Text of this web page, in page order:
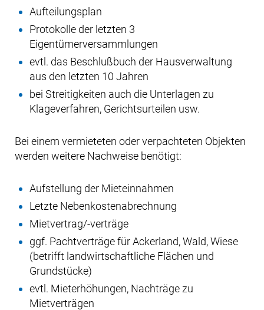
Aufteilungsplan
Protokolle der letzten 3
Eigentümerversammlungen
evtl. das Beschlußbuch der Hausverwaltung
aus den letzten 10 Jahren
bei Streitigkeiten auch die Unterlagen zu
Klageverfahren, Gerichtsurteilen usw.
Bei einem vermieteten oder verpachteten Objekten
werden weitere Nachweise benötigt:
Aufstellung der Mieteinnahmen
Letzte Nebenkostenabrechnung
Mietvertrag/-verträge
ggf. Pachtverträge für Ackerland, Wald, Wiese
(betrifft landwirtschaftliche Flächen und
Grundstücke)
evtl. Mieterhöhungen, Nachträge zu
Mietverträgen